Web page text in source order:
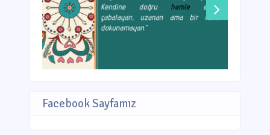
Facebook Sayfamız